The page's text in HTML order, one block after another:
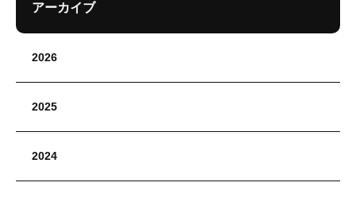
アーカイブ
2026
2025
2024